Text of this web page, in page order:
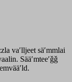
vaʹlljeet säʹmmlai
Sääʹmteeʹǧǧ